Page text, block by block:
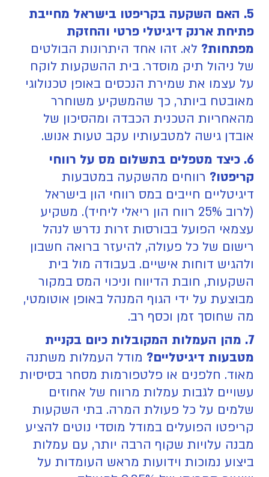
5. האם השקעה בקריפטו בישראל מחייבת
פתיחת ארנק דיגיטלי פרטי והחזקת
מפתחות? לא. זהו אחד היתרונות הבולטים
של ניהול תיק מוסדר. בית ההשקעות לוקח
על עצמו את שמירת הנכסים באופן טכנולוגי
מאובטח ביותר, כך שהמשקיע משוחרר
מהאחריות הטכנית הכבדה ומהסיכון של
אובדן גישה למטבעותיו עקב טעות אנוש.
6. כיצד מטפלים בתשלום מס על רווחי
קריפטו? רווחים מהשקעה במטבעות
דיגיטליים חייבים במס רווחי הון בישראל
(לרוב 25% רווח הון ריאלי ליחיד). משקיע
עצמאי הפועל בבורסות זרות נדרש לנהל
רישום של כל פעולה, להיעזר ברואה חשבון
ולהגיש דוחות אישיים. בעבודה מול בית
השקעות, חובת הדיווח וניכוי המס במקור
מבוצעת על ידי הגוף המנהל באופן אוטומטי,
מה שחוסך זמן וכסף רב.
7. מהן העמלות המקובלות כיום בקניית
מטבעות דיגיטליים? מודל העמלות משתנה
מאוד. חלפנים או פלטפורמות מסחר בסיסיות
עשויים לגבות עמלות מרווח של אחוזים
שלמים על כל פעולת המרה. בתי השקעות
קריפטו הפועלים במודל מוסדי נוטים להציע
מבנה עלויות שקוף הרבה יותר, עם עמלות
ביצוע נמוכות וידועות מראש העומדות על